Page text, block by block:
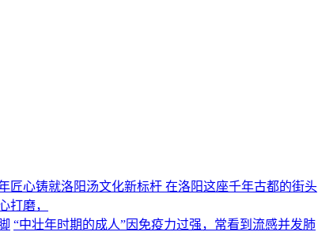
匠心铸就洛阳汤文化新标杆 在洛阳这座千年古都的街头
打磨，
“中壮年时期的成人”因免疫力过强，常看到流感并发肺